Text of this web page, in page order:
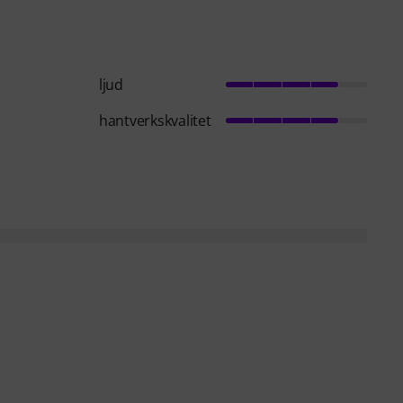
ljud
hantverkskvalitet